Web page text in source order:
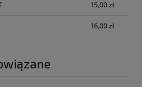
15,00 zł
16,00 zł